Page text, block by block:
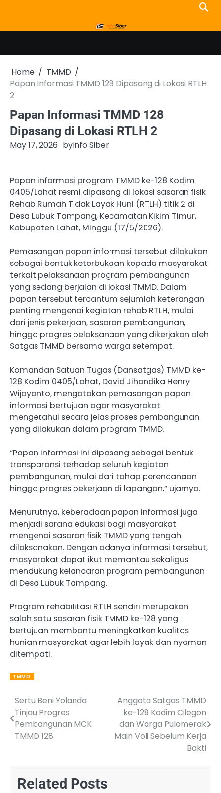
content
Home
TMMD
Papan Informasi TMMD 128 Dipasang di Lokasi RTLH
2
Papan Informasi TMMD 128
Dipasang di Lokasi RTLH 2
May 17, 2026 byInfo Siber
Papan informasi program TMMD ke-128 Kodim
0405/Lahat resmi dipasang di lokasi sasaran fisik
Rehab Rumah Tidak Layak Huni (RTLH) titik 2 di
Desa Lubuk Tampang, Kecamatan Kikim Timur,
Kabupaten Lahat, Minggu (17/5/2026).
Pemasangan papan informasi tersebut dilakukan
sebagai bentuk keterbukaan kepada masyarakat
terkait pelaksanaan program pembangunan
yang sedang berjalan di lokasi TMMD. Dalam
papan tersebut tercantum sejumlah keterangan
penting mengenai kegiatan rehab RTLH, mulai
dari jenis pekerjaan, sasaran pembangunan,
hingga progres pelaksanaan yang dikerjakan oleh
Satgas TMMD bersama warga setempat.
Komandan Satuan Tugas (Dansatgas) TMMD ke-
128 Kodim 0405/Lahat, David Jihandika Henry
Wijayanto, mengatakan pemasangan papan
informasi bertujuan agar masyarakat
mengetahui secara jelas proses pembangunan
yang dilakukan dalam program TMMD.
“Papan informasi ini dipasang sebagai bentuk
transparansi terhadap seluruh kegiatan
pembangunan, mulai dari tahap perencanaan
hingga progres pekerjaan di lapangan,” ujarnya.
Menurutnya, keberadaan papan informasi juga
menjadi sarana edukasi bagi masyarakat
mengenai sasaran fisik TMMD yang tengah
dilaksanakan. Dengan adanya informasi tersebut,
masyarakat dapat ikut memantau sekaligus
mendukung kelancaran program pembangunan
di Desa Lubuk Tampang.
Program rehabilitasi RTLH sendiri merupakan
salah satu sasaran fisik TMMD ke-128 yang
bertujuan membantu meningkatkan kualitas
hunian masyarakat agar lebih layak dan nyaman
ditempati.
TMMD
Post
navigation
Sertu Beni Yolanda
Tinjau Progres
Pembangunan MCK
TMMD 128
Anggota Satgas TMMD
ke-128 Kodim Cilegon
dan Warga Pulomerak
Main Voli Sebelum Kerja
Bakti
Related Posts